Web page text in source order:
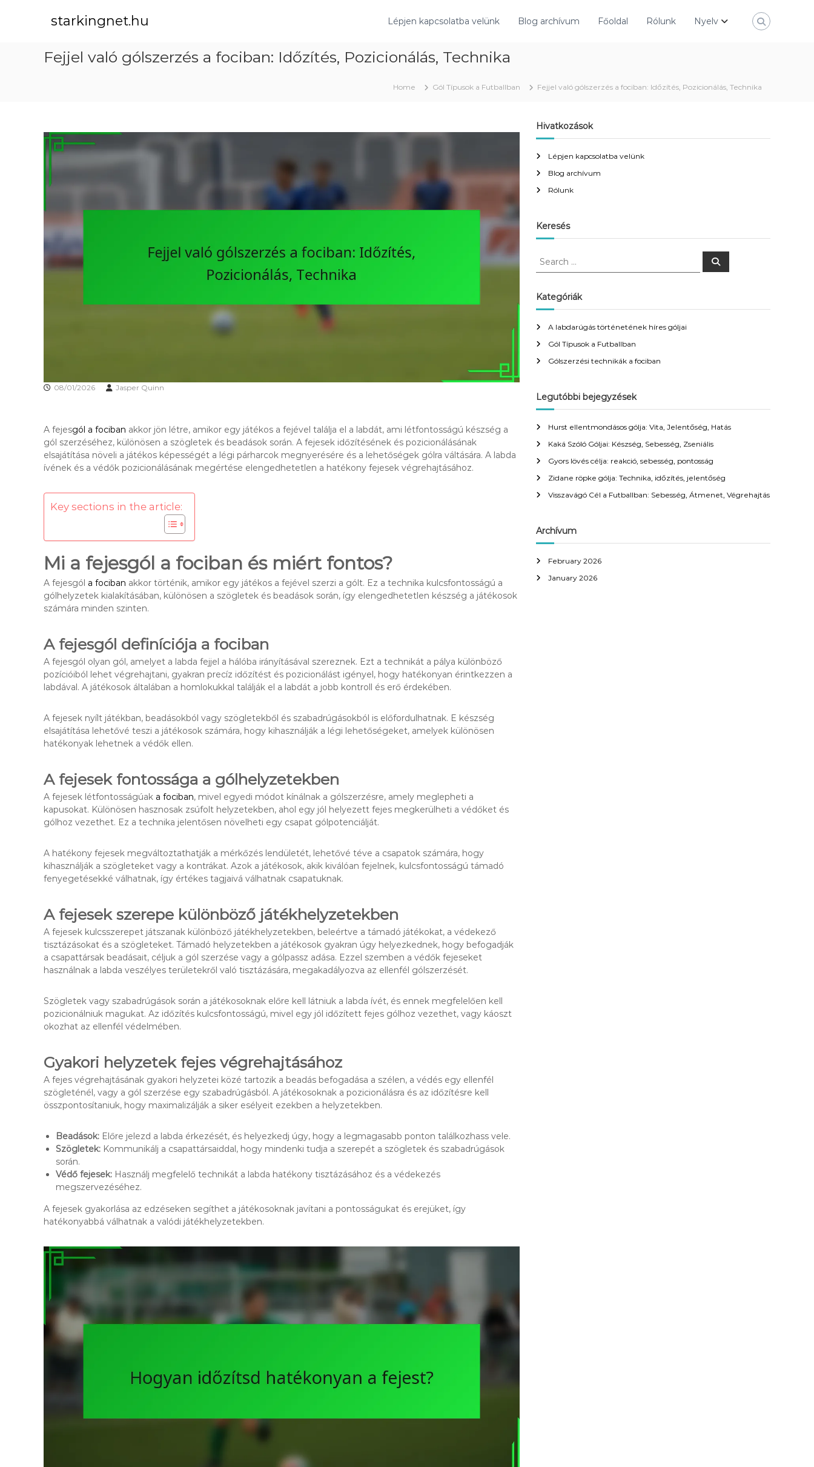
starkingnet.hu Lépjen kapcsolatba velünk Blog archívum Főoldal Rólunk Nyelv
Fejjel való gólszerzés a fociban: Időzítés, Pozicionálás, Technika
Home Gól Típusok a Futballban Fejjel való gólszerzés a fociban: Időzítés, Pozicionálás, Technika
08/01/2026 Jasper Quinn
A fejesgól a fociban akkor jön létre, amikor egy játékos a fejével találja el a labdát, ami létfontosságú készség a
gól szerzéséhez, különösen a szögletek és beadások során. A fejesek időzítésének és pozicionálásának
elsajátítása növeli a játékos képességét a légi párharcok megnyerésére és a lehetőségek gólra váltására. A labda
ívének és a védők pozicionálásának megértése elengedhetetlen a hatékony fejesek végrehajtásához.
Key sections in the article:
Mi a fejesgól a fociban és miért fontos?
A fejesgól a fociban akkor történik, amikor egy játékos a fejével szerzi a gólt. Ez a technika kulcsfontosságú a
gólhelyzetek kialakításában, különösen a szögletek és beadások során, így elengedhetetlen készség a játékosok
számára minden szinten.
A fejesgól definíciója a fociban
A fejesgól olyan gól, amelyet a labda fejjel a hálóba irányításával szereznek. Ezt a technikát a pálya különböző
pozícióiból lehet végrehajtani, gyakran precíz időzítést és pozicionálást igényel, hogy hatékonyan érintkezzen a
labdával. A játékosok általában a homlokukkal találják el a labdát a jobb kontroll és erő érdekében.
A fejesek nyílt játékban, beadásokból vagy szögletekből és szabadrúgásokból is előfordulhatnak. E készség
elsajátítása lehetővé teszi a játékosok számára, hogy kihasználják a légi lehetőségeket, amelyek különösen
hatékonyak lehetnek a védők ellen.
A fejesek fontossága a gólhelyzetekben
A fejesek létfontosságúak a fociban, mivel egyedi módot kínálnak a gólszerzésre, amely meglepheti a
kapusokat. Különösen hasznosak zsúfolt helyzetekben, ahol egy jól helyezett fejes megkerülheti a védőket és
gólhoz vezethet. Ez a technika jelentősen növelheti egy csapat gólpotenciálját.
A hatékony fejesek megváltoztathatják a mérkőzés lendületét, lehetővé téve a csapatok számára, hogy
kihasználják a szögleteket vagy a kontrákat. Azok a játékosok, akik kiválóan fejelnek, kulcsfontosságú támadó
fenyegetésekké válhatnak, így értékes tagjaivá válhatnak csapatuknak.
A fejesek szerepe különböző játékhelyzetekben
A fejesek kulcsszerepet játszanak különböző játékhelyzetekben, beleértve a támadó játékokat, a védekező
tisztázásokat és a szögleteket. Támadó helyzetekben a játékosok gyakran úgy helyezkednek, hogy befogadják
a csapattársak beadásait, céljuk a gól szerzése vagy a gólpassz adása. Ezzel szemben a védők fejeseket
használnak a labda veszélyes területekről való tisztázására, megakadályozva az ellenfél gólszerzését.
Szögletek vagy szabadrúgások során a játékosoknak előre kell látniuk a labda ívét, és ennek megfelelően kell
pozicionálniuk magukat. Az időzítés kulcsfontosságú, mivel egy jól időzített fejes gólhoz vezethet, vagy káoszt
okozhat az ellenfél védelmében.
Gyakori helyzetek fejes végrehajtásához
A fejes végrehajtásának gyakori helyzetei közé tartozik a beadás befogadása a szélen, a védés egy ellenfél
szögleténél, vagy a gól szerzése egy szabadrúgásból. A játékosoknak a pozicionálásra és az időzítésre kell
összpontosítaniuk, hogy maximalizálják a siker esélyeit ezekben a helyzetekben.
Beadások: Előre jelezd a labda érkezését, és helyezkedj úgy, hogy a legmagasabb ponton találkozhass vele.
Szögletek: Kommunikálj a csapattársaiddal, hogy mindenki tudja a szerepét a szögletek és szabadrúgások
során.
Védő fejesek: Használj megfelelő technikát a labda hatékony tisztázásához és a védekezés
megszervezéséhez.
A fejesek gyakorlása az edzéseken segíthet a játékosoknak javítani a pontosságukat és erejüket, így
hatékonyabbá válhatnak a valódi játékhelyzetekben.
Hivatkozások
Lépjen kapcsolatba velünk
Blog archívum
Rólunk
Keresés
S
r
c
f
o
r
S
Kategóriák
A labdarúgás történetének híres góljai
Gól Típusok a Futballban
Gólszerzési technikák a fociban
Legutóbbi bejegyzések
Hurst ellentmondásos gólja: Vita, Jelentőség, Hatás
Kaká Szóló Góljai: Készség, Sebesség, Zseniális
Gyors lövés célja: reakció, sebesség, pontosság
Zidane röpke gólja: Technika, időzítés, jelentőség
Visszavágó Cél a Futballban: Sebesség, Átmenet, Végrehajtás
Archívum
February 2026
January 2026